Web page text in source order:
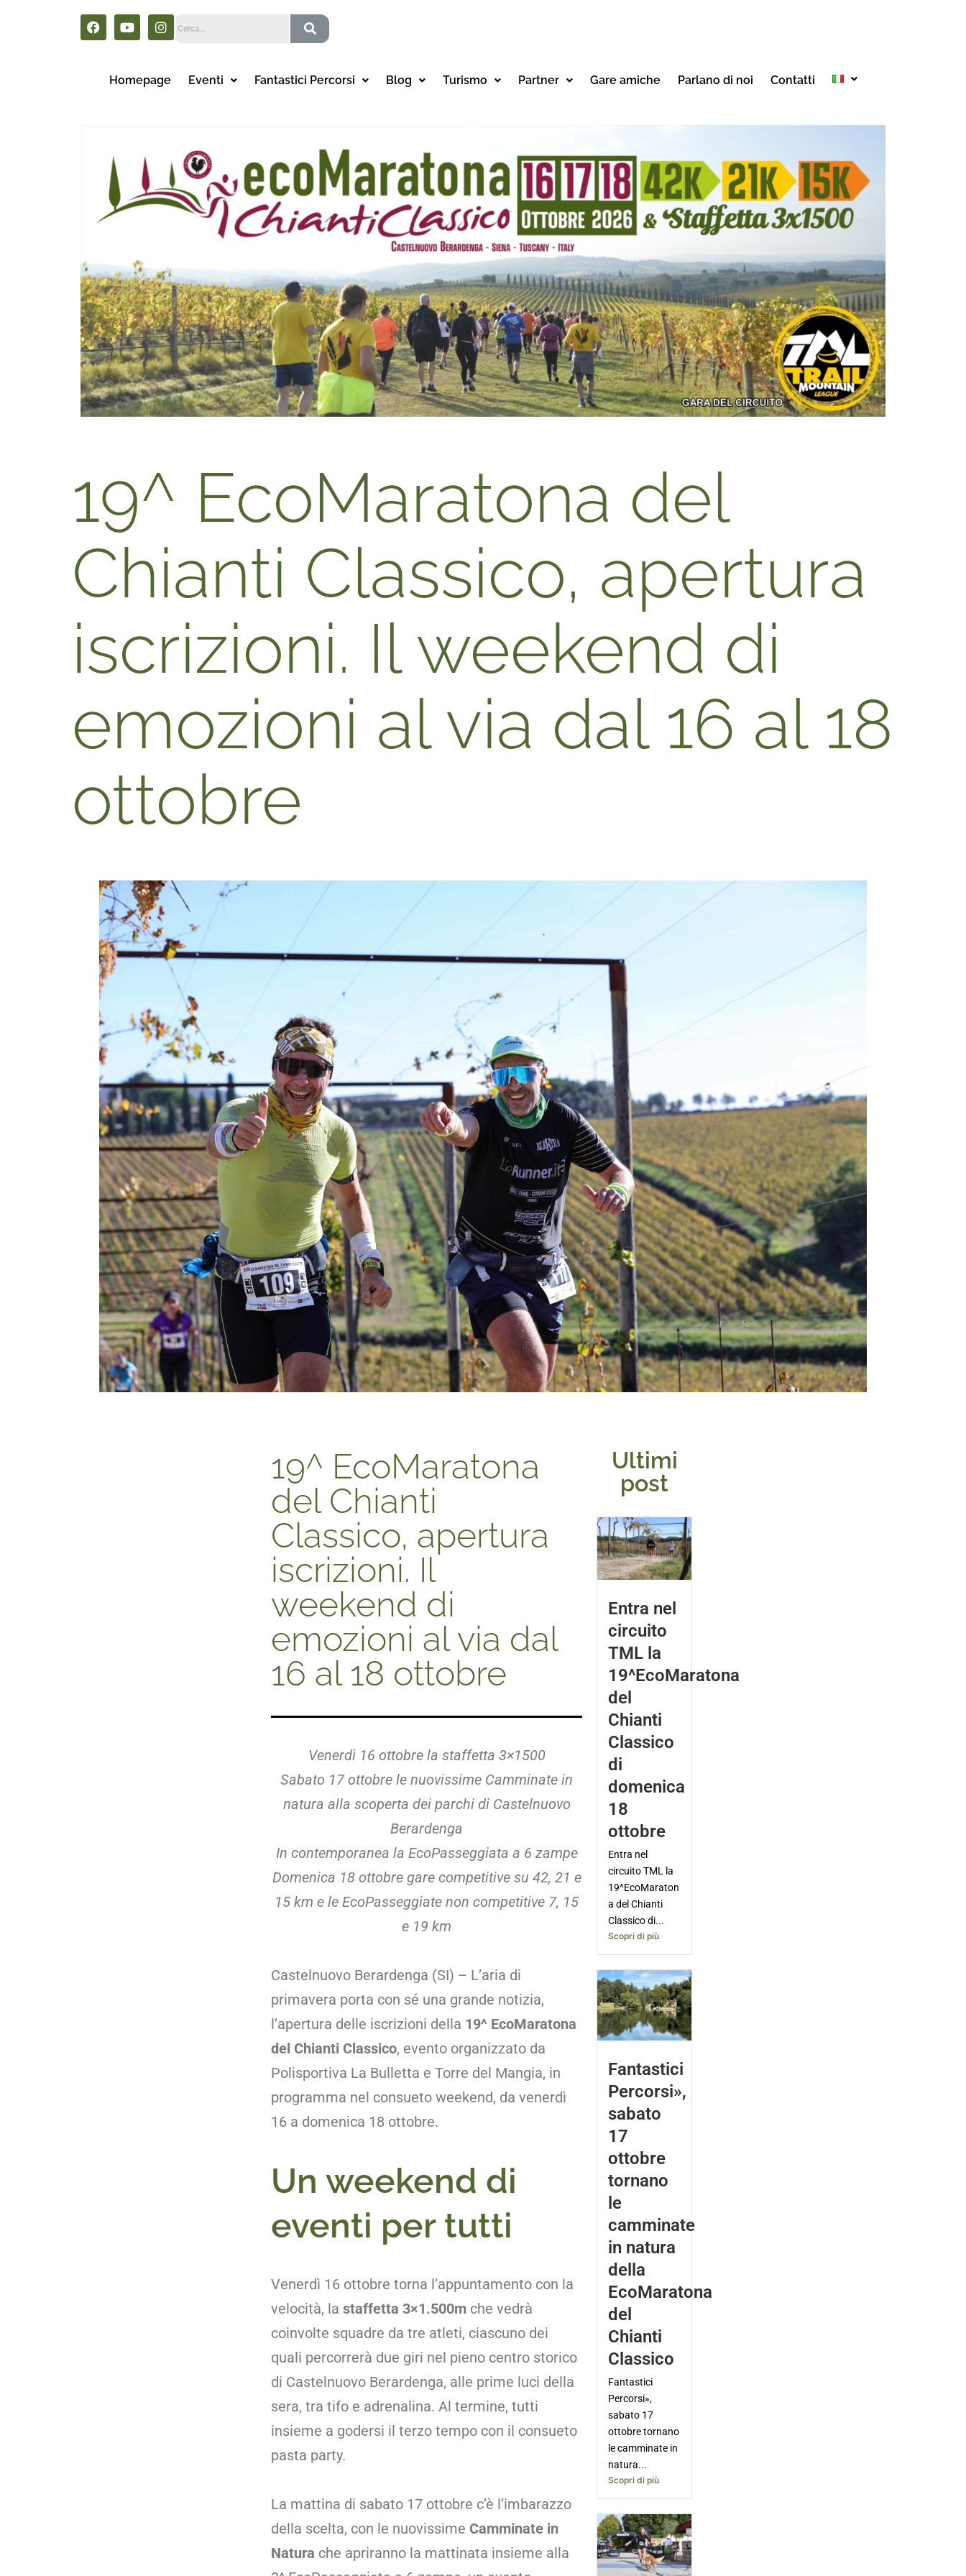
Homepage Eventi Fantastici Percorsi Blog Turismo Partner Gare amiche Parlano di noi Contatti
19^ EcoMaratona del
Chianti Classico, apertura
iscrizioni. Il weekend di
emozioni al via dal 16 al 18
ottobre
19^ EcoMaratona
del Chianti
Classico, apertura
iscrizioni. Il
weekend di
emozioni al via dal
16 al 18 ottobre
Venerdì 16 ottobre la staffetta 3×1500
Sabato 17 ottobre le nuovissime Camminate in
natura alla scoperta dei parchi di Castelnuovo
Berardenga
In contemporanea la EcoPasseggiata a 6 zampe
Domenica 18 ottobre gare competitive su 42, 21 e
15 km e le EcoPasseggiate non competitive 7, 15
e 19 km
Castelnuovo Berardenga (SI) – L’aria di
primavera porta con sé una grande notizia,
l’apertura delle iscrizioni della 19^ EcoMaratona
del Chianti Classico, evento organizzato da
Polisportiva La Bulletta e Torre del Mangia, in
programma nel consueto weekend, da venerdì
16 a domenica 18 ottobre.
Un weekend di
eventi per tutti
Venerdì 16 ottobre torna l’appuntamento con la
velocità, la staffetta 3×1.500m che vedrà
coinvolte squadre da tre atleti, ciascuno dei
quali percorrerà due giri nel pieno centro storico
di Castelnuovo Berardenga, alle prime luci della
sera, tra tifo e adrenalina. Al termine, tutti
insieme a godersi il terzo tempo con il consueto
pasta party.
La mattina di sabato 17 ottobre c’è l’imbarazzo
della scelta, con le nuovissime Camminate in
Natura che apriranno la mattinata insieme alla
Ultimi
post
Entra nel
circuito
TML la
19^EcoMaratona
del
Chianti
Classico
di
domenica
18
ottobre
Entra nel
circuito TML la
19^EcoMaraton
a del Chianti
Classico di...
Scopri di più
Fantastici
Percorsi»,
sabato
17
ottobre
tornano
le
camminate
in natura
della
EcoMaratona
del
Chianti
Classico
Fantastici
Percorsi»,
sabato 17
ottobre tornano
le camminate in
natura...
Scopri di più